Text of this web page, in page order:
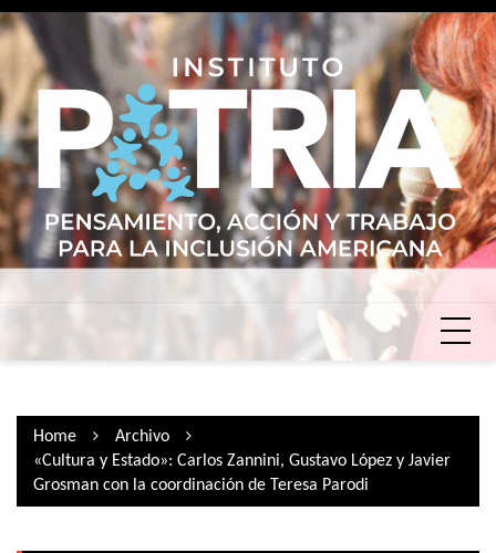
Skip
to
content
Home
Archivo
«Cultura y Estado»: Carlos Zannini, Gustavo López y Javier
Grosman con la coordinación de Teresa Parodi